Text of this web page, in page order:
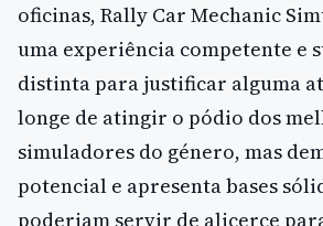
oficinas, Rally Car Mechanic
uma experiência competente e
distinta para justificar alguma
longe de atingir o pódio dos
simuladores do género, mas
potencial e apresenta bases
poderiam servir de alicerce